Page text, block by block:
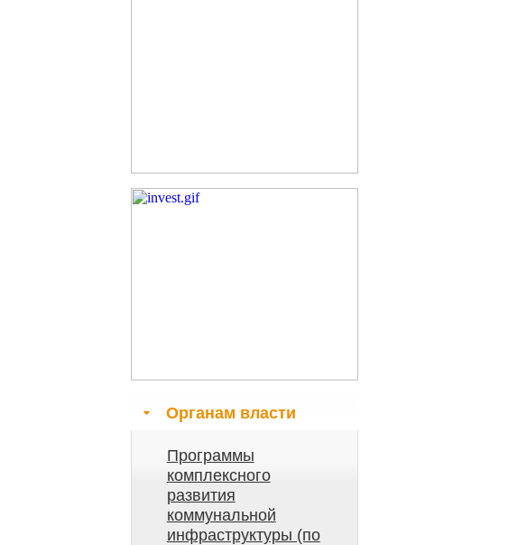
Органам власти
Программы
комплексного
развития
коммунальной
инфраструктуры (по